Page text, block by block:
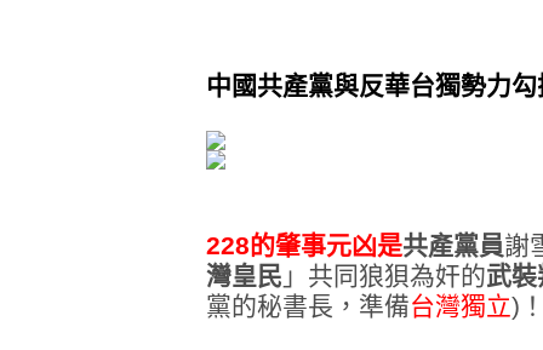
中國共產黨與反華台獨勢力
228的肇事元凶是共產黨員謝
灣皇民 」共同狼狽為奸的武
黨的秘書長，準備台灣獨立)